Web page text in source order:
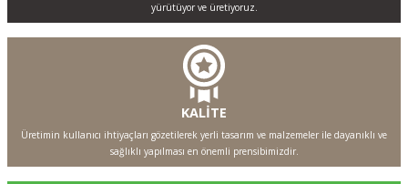
yürütüyor ve üretiyoruz.
KALİTE
Üretimin kullanıcı ihtiyaçları gözetilerek yerli tasarım ve malzemeler ile dayanıklı ve
sağlıklı yapılması en önemli prensibimizdir.